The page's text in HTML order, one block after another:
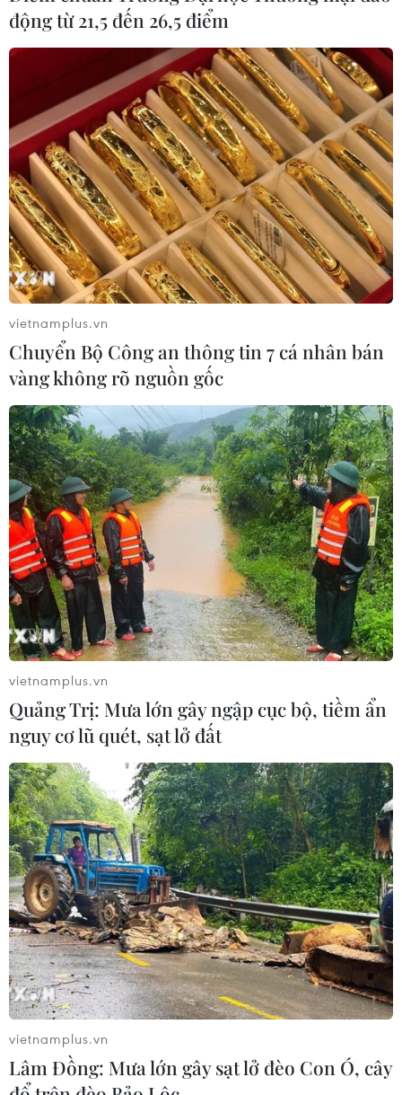
TIN CÙNG CHUYÊN MỤC
Bản Lồng - nơi văn hóa Mông hòa
nhịp cùng du lịch cộng đồng giữa
cổng trời Pha Đin
07/08/2026 08:31
động từ 21,5 đến 26,5 điểm
vietnamplus.vn
Chuyển Bộ Công an thông tin 7 cá nhân bán
vàng không rõ nguồn gốc
vietnamplus.vn
Quảng Trị: Mưa lớn gây ngập cục bộ, tiềm ẩn
nguy cơ lũ quét, sạt lở đất
vietnamplus.vn
Lâm Đồng: Mưa lớn gây sạt lở đèo Con Ó, cây